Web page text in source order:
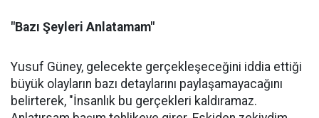
"Bazı Şeyleri Anlatamam"
Yusuf Güney, gelecekte gerçekleşeceğini iddia ettiği
büyük olayların bazı detaylarını paylaşamayacağını
belirterek, "İnsanlık bu gerçekleri kaldıramaz.